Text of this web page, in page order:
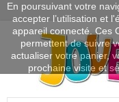
En poursuivant votre
accepter l’utilisation et
appareil connecté. Ces
permettent de suivre
actualiser votre panier,
prochaine visite et